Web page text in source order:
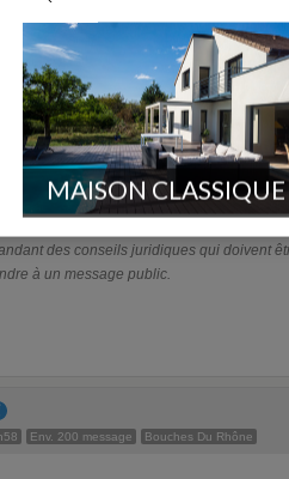
c'est 2 mois de prison et 9000
et de 100000 euros
parviolence, menace de
une renonciation, soit la révélation
bien quelconque(art. 312.1 du
des conseils juridiques qui doivent
à un message public.
Env. 200 message Bouches Du Rhône
MAISON CLASSIQUE